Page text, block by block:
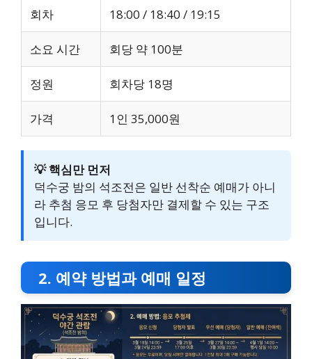
회차 18:00 / 18:40 / 19:15
소요 시간 회당 약 100분
정원 회차당 18명
가격 1인 35,000원
💡 핵심만 먼저
덕수궁 밤의 석조전은 일반 선착순 예매가 아니
라 추첨 응모 후 당첨자만 결제할 수 있는 구조
입니다.
2. 예약 방법과 예매 일정